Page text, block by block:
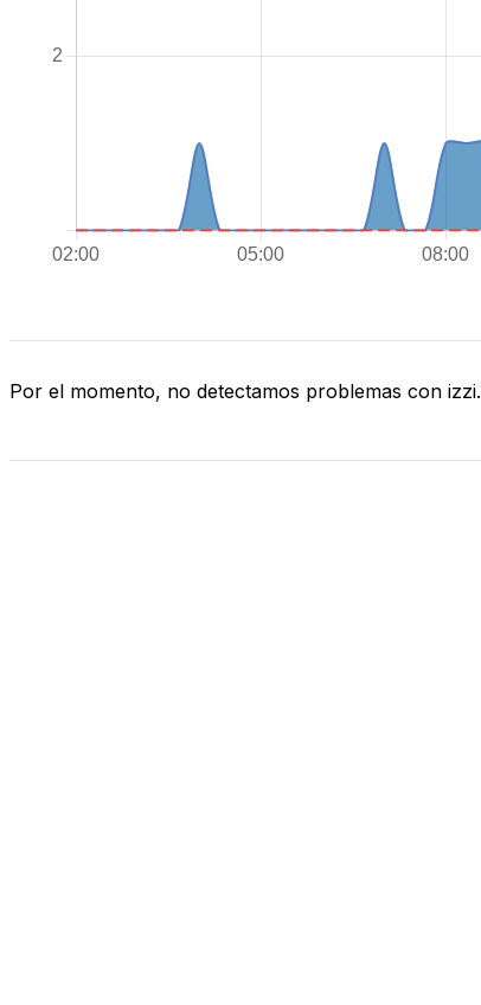
Por el momento, no detectamos problemas con izzi.